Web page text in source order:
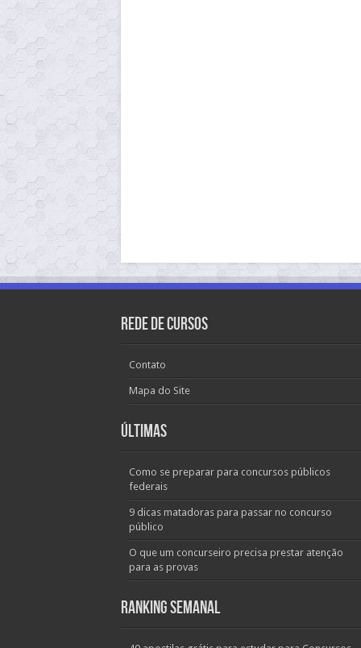
Rede de Cursos
Contato
Mapa do Site
Últimas
Como se preparar para concursos públicos
federais
9 dicas matadoras para passar no concurso
público
O que um concurseiro precisa prestar atenção
para as provas
Ranking Semanal